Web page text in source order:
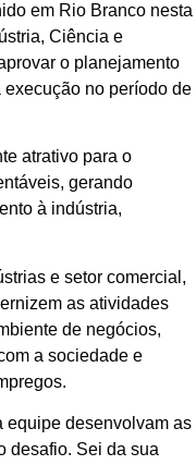
em Rio Branco nesta
Ciência e
o planejamento
no período de
atrativo para o
gerando
à indústria,
e setor comercial,
as atividades
de negócios,
a sociedade e
equipe desenvolvam as
desafio. Sei da sua